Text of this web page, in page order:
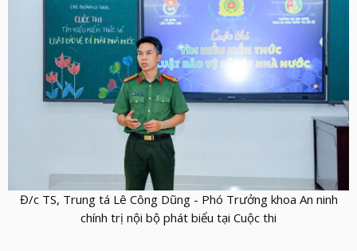
VIDEO
Đ/c TS, Trung tá Lê Công Dũng - Phó Trưởng khoa An ninh
chính trị nội bộ phát biểu tại Cuộc thi